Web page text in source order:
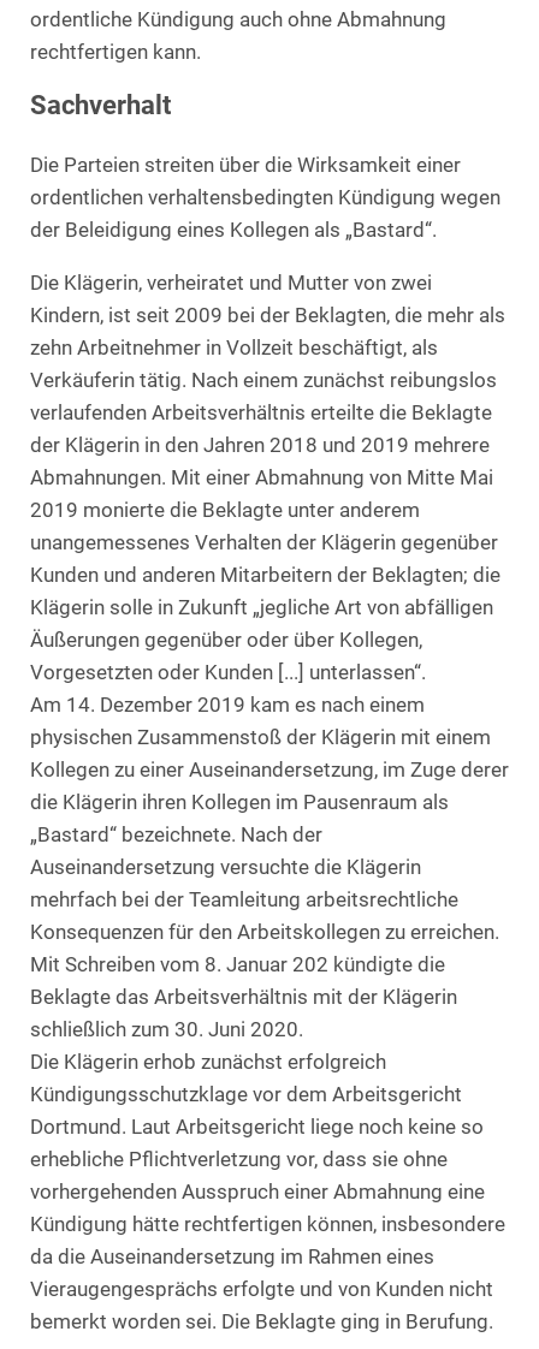
ordentliche Kündigung auch ohne Abmahnung
rechtfertigen kann.
Sachverhalt
Die Parteien streiten über die Wirksamkeit einer
ordentlichen verhaltensbedingten Kündigung wegen
der Beleidigung eines Kollegen als „Bastard“.
Die Klägerin, verheiratet und Mutter von zwei
Kindern, ist seit 2009 bei der Beklagten, die mehr als
zehn Arbeitnehmer in Vollzeit beschäftigt, als
Verkäuferin tätig. Nach einem zunächst reibungslos
verlaufenden Arbeitsverhältnis erteilte die Beklagte
der Klägerin in den Jahren 2018 und 2019 mehrere
Abmahnungen. Mit einer Abmahnung von Mitte Mai
2019 monierte die Beklagte unter anderem
unangemessenes Verhalten der Klägerin gegenüber
Kunden und anderen Mitarbeitern der Beklagten; die
Klägerin solle in Zukunft „jegliche Art von abfälligen
Äußerungen gegenüber oder über Kollegen,
Vorgesetzten oder Kunden [...] unterlassen“.
Am 14. Dezember 2019 kam es nach einem
physischen Zusammenstoß der Klägerin mit einem
Kollegen zu einer Auseinandersetzung, im Zuge derer
die Klägerin ihren Kollegen im Pausenraum als
„Bastard“ bezeichnete. Nach der
Auseinandersetzung versuchte die Klägerin
mehrfach bei der Teamleitung arbeitsrechtliche
Konsequenzen für den Arbeitskollegen zu erreichen.
Mit Schreiben vom 8. Januar 202 kündigte die
Beklagte das Arbeitsverhältnis mit der Klägerin
schließlich zum 30. Juni 2020.
Die Klägerin erhob zunächst erfolgreich
Kündigungsschutzklage vor dem Arbeitsgericht
Dortmund. Laut Arbeitsgericht liege noch keine so
erhebliche Pflichtverletzung vor, dass sie ohne
vorhergehenden Ausspruch einer Abmahnung eine
Kündigung hätte rechtfertigen können, insbesondere
da die Auseinandersetzung im Rahmen eines
Vieraugengesprächs erfolgte und von Kunden nicht
bemerkt worden sei. Die Beklagte ging in Berufung.